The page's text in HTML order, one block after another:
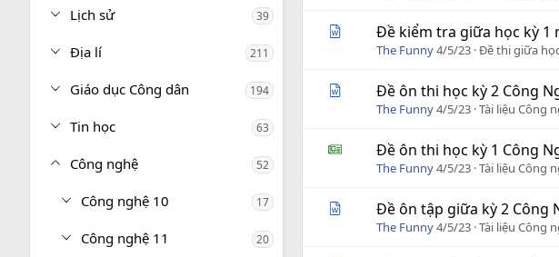
Lịch sử 39
Địa lí 211
Giáo dục Công dân 194
Tin học 63
Công nghệ 52
Công nghệ 10 17
Công nghệ 11 20
Đề kiểm tra giữa học kỳ 1
The Funny4/5/23 Đề thi giữa
Đề ôn thi học kỳ 2 Công
The Funny4/5/23 Tài liệu Công
Đề ôn thi học kỳ 1 Công
The Funny4/5/23 Tài liệu Công
Đề ôn tập giữa kỳ 2 Công
The Funny4/5/23 Tài liệu Công